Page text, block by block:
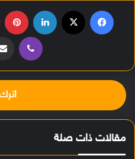
ڤايبر
مقالات ذات صلة